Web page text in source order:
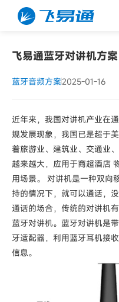
飞易通蓝牙对讲机方案
蓝牙音频方案2025-01-16
近年来，我国对讲机产业在
规发展现象，我国已是超于
着旅游业、建筑业、交通业
越来越大，应用于商超酒店
用场景。 对讲机是一种双向
持的情况下，就可以通话，
通话的场合，传统的对讲机
蓝牙对讲机。蓝牙对讲机是
牙适配器，利用蓝牙耳机接
信息。